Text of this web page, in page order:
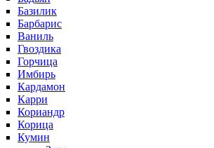
Базилик
Барбарис
Ваниль
Гвоздика
Горчица
Имбирь
Кардамон
Карри
Кориандр
Корица
Кумин